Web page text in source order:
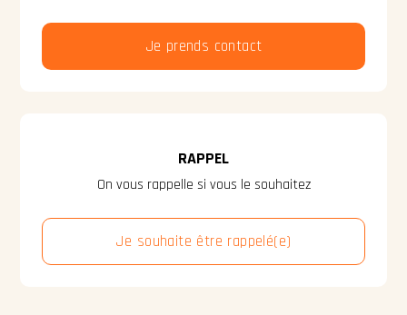
Je prends contact
RAPPEL
On vous rappelle si vous le souhaitez
Je souhaite être rappelé(e)